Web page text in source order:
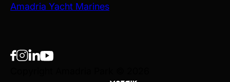
Amadria Yacht Marines